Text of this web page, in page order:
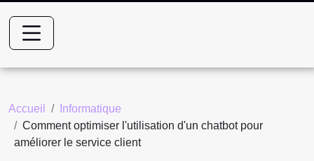
Accueil
Informatique
Comment optimiser l'utilisation d'un chatbot pour
améliorer le service client